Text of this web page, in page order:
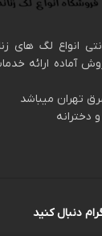
انواع لگ های
فروش آماده ارائه
تهران میباشد
دخترانه
دنبال کنید